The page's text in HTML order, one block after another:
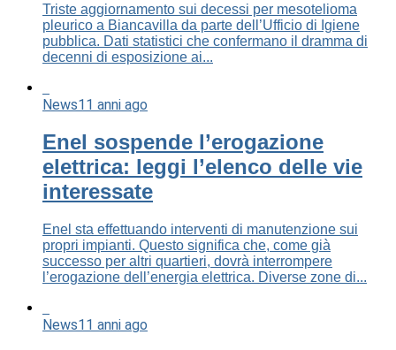
Triste aggiornamento sui decessi per mesotelioma
pleurico a Biancavilla da parte dell’Ufficio di Igiene
pubblica. Dati statistici che confermano il dramma di
decenni di esposizione ai...
News11 anni ago
Enel sospende l’erogazione
elettrica: leggi l’elenco delle vie
interessate
Enel sta effettuando interventi di manutenzione sui
propri impianti. Questo significa che, come già
successo per altri quartieri, dovrà interrompere
l’erogazione dell’energia elettrica. Diverse zone di...
News11 anni ago